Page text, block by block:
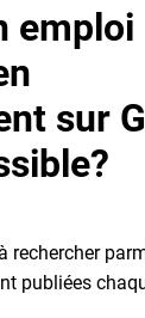
emploi
sur
rechercher
publiées